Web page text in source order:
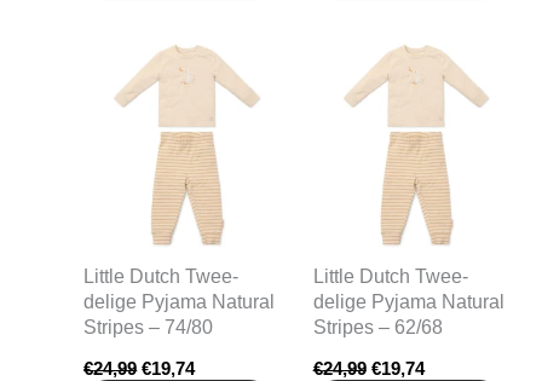
Little Dutch Twee-
delige Pyjama Natural
Stripes – 74/80
€24,99
Oorspronkelijke
prijs
was:
€19,74
Huidige
prijs
€19,74.
Little Dutch Twee-
delige Pyjama Natural
Stripes – 62/68
€24,99
Oorspronkelijke
prijs
was:
€19,74
Huidige
prijs
€19,74.